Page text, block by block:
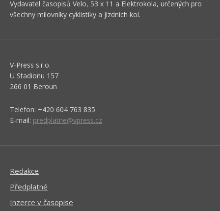
Vydavatel časopisů Velo, 53 x 11 a Elektrokola, určených pro
všechny milovníky cyklistiky a jízdních kol.
V-Press s.r.o.
U Stadionu 157
266 01 Beroun
Telefon: +420 604 763 835
E-mail: predplatne@vpress.cz
Redakce
Předplatné
Inzerce v časopise